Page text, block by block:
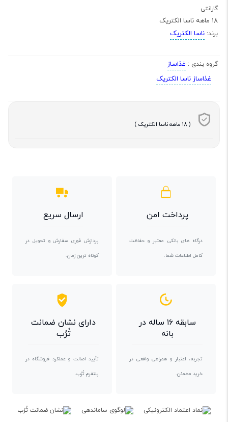
گارانتی
18 ماهه ناسا الکتریک
برند: ناسا الکتریک
گروه بندی : غذاساز
غذاساز ناسا الکتریک
( 18 ماهه ناسا الکتریک )
پرداخت امن
درگاه های بانکی معتبر و حفاظت
کامل اطلاعات شما.
ارسال سریع
پردازش فوری سفارش و تحویل در
کوتاه ترین زمان.
سابقه ۱۶ ساله در
بانه
تجربه، اعتبار و همراهی واقعی در
خرید مطمئن.
دارای نشان ضمانت
تُرُب
تأیید اصالت و عملکرد فروشگاه در
پلتفرم تُرُب.